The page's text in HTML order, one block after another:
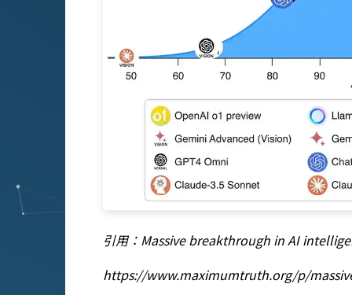
引用：Massive breakthrough in AI
https://www.maximumtruth.org/p/